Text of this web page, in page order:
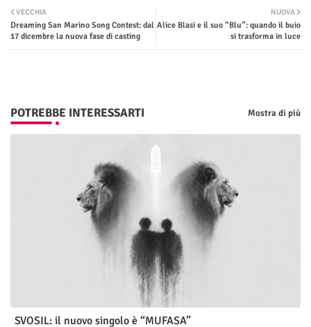
ter tsap
NUOVA
Alice Blasi e il suo “Blu”: quando il buio
si trasforma in luce
VECCHIA
Dreaming San Marino Song Contest: dal
17 dicembre la nuova fase di casting
POTREBBE INTERESSARTI Mostra di più
SVOSIL: il nuovo singolo è “MUFASA”